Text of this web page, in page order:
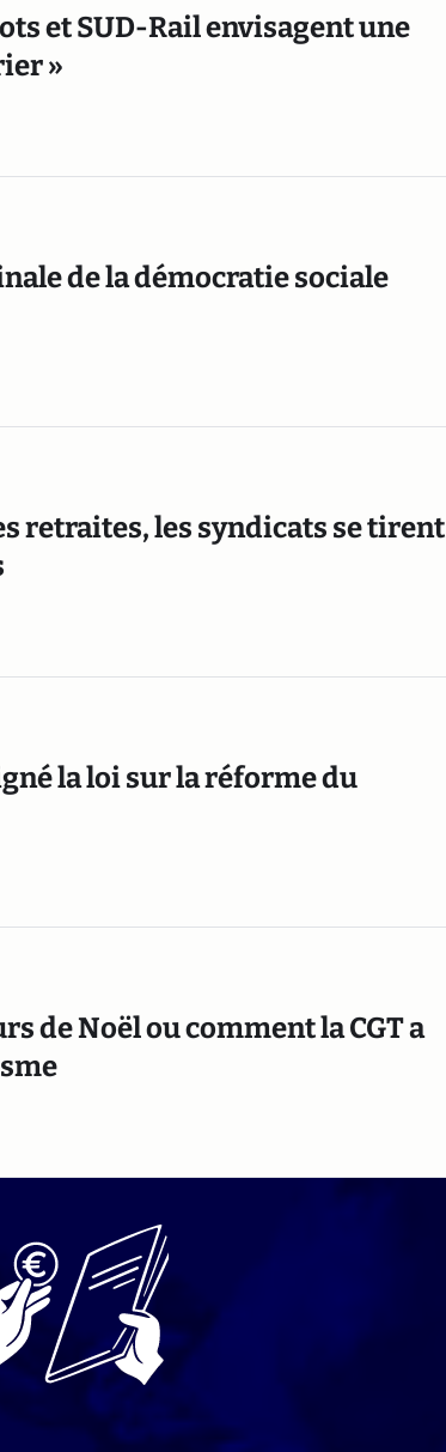
et SUD-Rail envisagent une
»
de la démocratie sociale
retraites, les syndicats se tirent
la loi sur la réforme du
de Noël ou comment la CGT a